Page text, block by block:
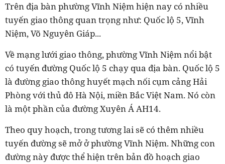
Trên địa bàn phường Vĩnh Niệm hiện nay có nhiều
tuyến giao thông quan trọng như: Quốc lộ 5, Vĩnh
Niệm, Võ Nguyên Giáp...
Về mạng lưới giao thông, phường Vĩnh Niệm nổi bật
có tuyến đường Quốc lộ 5 chạy qua địa bàn. Quốc lộ 5
là đường giao thông huyết mạch nối cụm cảng Hải
Phòng với thủ đô Hà Nội, miền Bắc Việt Nam. Nó còn
là một phần của đường Xuyên Á AH14.
Theo quy hoạch, trong tương lai sẽ có thêm nhiều
tuyến đường sẽ mở ở phường Vĩnh Niệm. Những con
đường này được thể hiện trên bản đồ hoạch giao